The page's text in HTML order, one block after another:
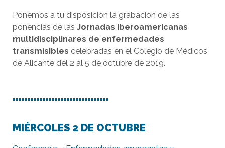
Ponemos a tu disposición la grabación de las
ponencias de las Jornadas Iberoamericanas
multidisciplinares de enfermedades
transmisibles celebradas en el Colegio de Médicos
de Alicante del 2 al 5 de octubre de 2019.
…………………………..
MIÉRCOLES 2 DE OCTUBRE